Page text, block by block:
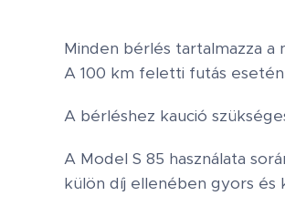
Minden bérlés tartalmazza a
A 100 km feletti futás
A bérléshez kaució
A Model S 85 használata
külön díj ellenében gyors